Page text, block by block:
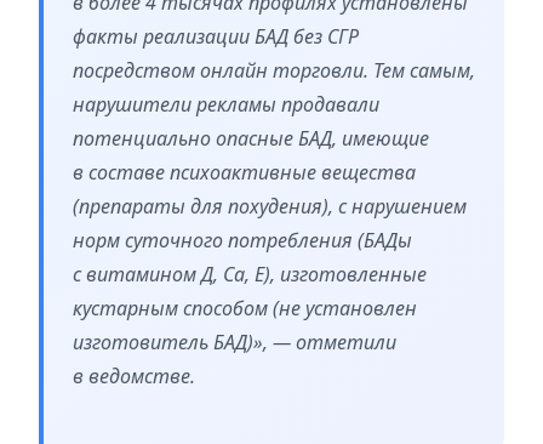
факты реализации БАД без СГР
посредством онлайн торговли. Тем самым,
нарушители рекламы продавали
потенциально опасные БАД, имеющие
в составе психоактивные вещества
(препараты для похудения), с нарушением
норм суточного потребления (БАДы
с витамином Д, Са, Е), изготовленные
кустарным способом (не установлен
изготовитель БАД)», — отметили
в ведомстве.